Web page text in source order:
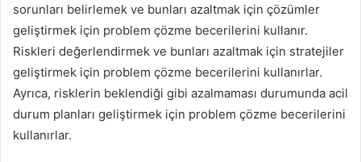
sorunları belirlemek ve bunları azaltmak için çözümler
geliştirmek için problem çözme becerilerini kullanır.
Riskleri değerlendirmek ve bunları azaltmak için stratejiler
geliştirmek için problem çözme becerilerini kullanırlar.
Ayrıca, risklerin beklendiği gibi azalmaması durumunda acil
durum planları geliştirmek için problem çözme becerilerini
kullanırlar.